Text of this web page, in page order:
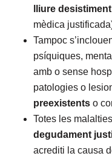
lliure desistiment
mèdica
Tampoc
psíquiques,
amb o sense
patologies o
preexistents o
Totes les
degudament
acrediti la causa